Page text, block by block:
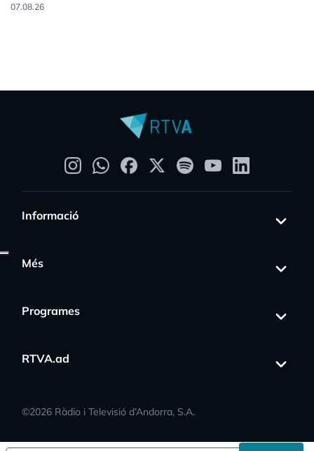
07.08.26
Informació
Més
Programes
RTVA.ad
©2026 Ràdio i Televisió d’Andorra, S.A.